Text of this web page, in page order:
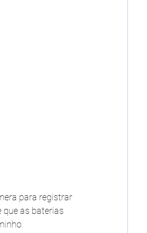
para registrar
que as baterias